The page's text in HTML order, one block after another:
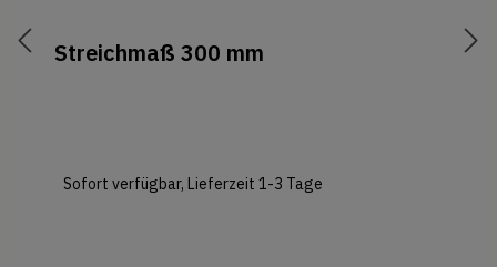
Streichmaß 300 mm
Sofort verfügbar, Lieferzeit 1-3 Tage